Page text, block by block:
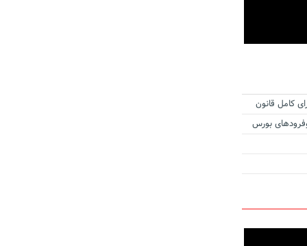
کامل قانون
بورس